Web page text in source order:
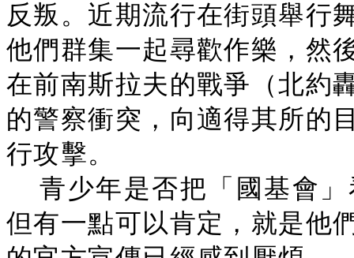
反叛。近期流行在街頭舉行
他們群集一起尋歡作樂，然
在前南斯拉夫的戰爭（北約
的警察衝突，向適得其所的
行攻擊。
青少年是否把「國基會
但有一點可以肯定，就是他